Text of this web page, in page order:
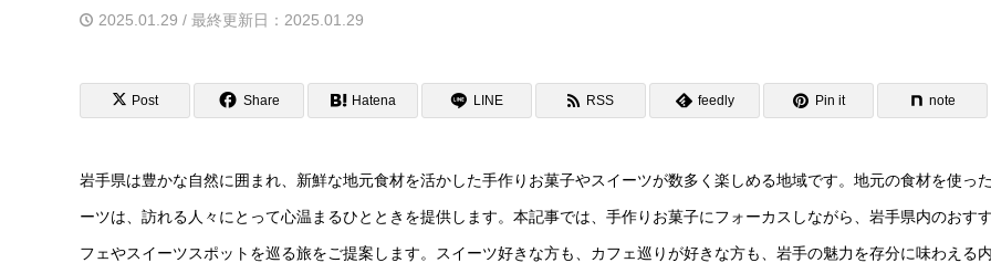
2025.01.29 / 最終更新日：2025.01.29
Post Share Hatena LINE RSS feedly Pin it note
岩手県は豊かな自然に囲まれ、新鮮な地元食材を活かした手作りお菓子やスイーツが数多く楽しめる地域です。地元の食材を使っ
ーツは、訪れる人々にとって心温まるひとときを提供します。本記事では、手作りお菓子にフォーカスしながら、岩手県内のおす
フェやスイーツスポットを巡る旅をご提案します。スイーツ好きな方も、カフェ巡りが好きな方も、岩手の魅力を存分に味わえる